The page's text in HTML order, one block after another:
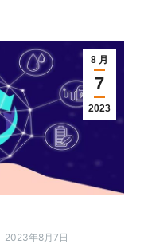
8 月
7
2023
2023年8月7日